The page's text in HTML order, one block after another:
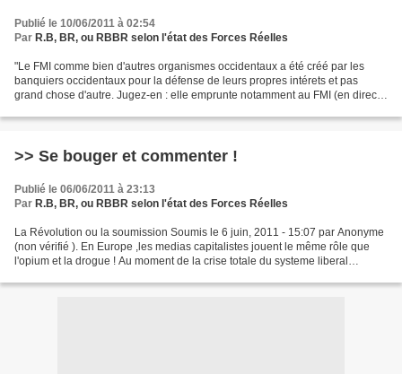
Publié le 10/06/2011 à 02:54
Par R.B, BR, ou RBBR selon l'état des Forces Réelles
"Le FMI comme bien d'autres organismes occidentaux a été créé par les
banquiers occidentaux pour la défense de leurs propres intérets et pas
grand chose d'autre. Jugez-en : elle emprunte notamment au FMI (en direct
>> Se bouger et commenter !
Publié le 06/06/2011 à 23:13
Par R.B, BR, ou RBBR selon l'état des Forces Réelles
La Révolution ou la soumission Soumis le 6 juin, 2011 - 15:07 par Anonyme
(non vérifié ). En Europe ,les medias capitalistes jouent le même rôle que
l'opium et la drogue ! Au moment de la crise totale du systeme liberal